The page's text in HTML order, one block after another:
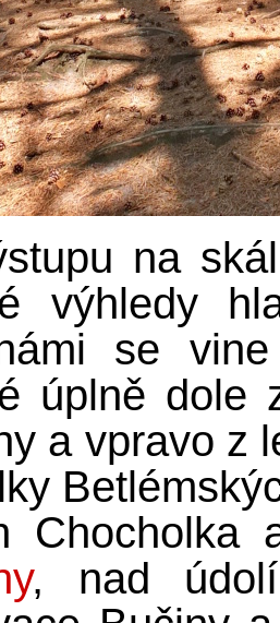
na
výhledy
se
úplně dole
a vpravo z
, nad